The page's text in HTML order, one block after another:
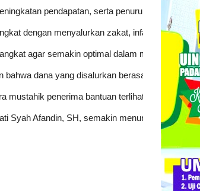
pendapatan, serta penurunan jumlah
dengan menyalurkan zakat, infak, dan
agar semakin optimal dalam melayani
dana yang disalurkan berasal dari
mustahik penerima bantuan terlihat antusias
Syah Afandin, SH, semakin menunjukkan